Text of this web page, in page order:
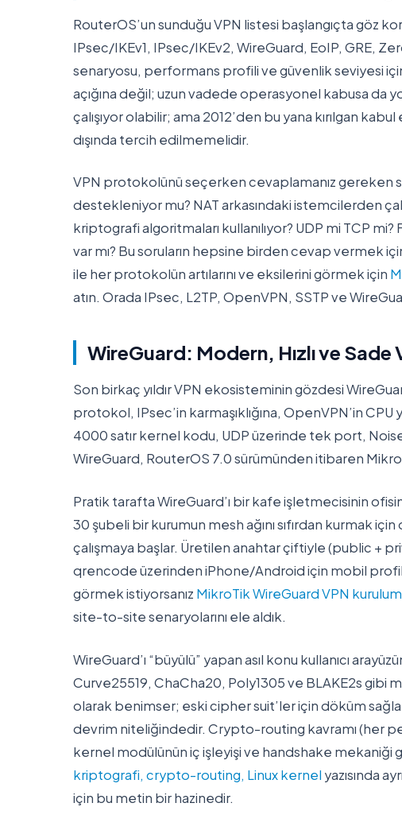
RouterOS’un sunduğu VPN listesi başlangıçta göz
IPsec/IKEv1, IPsec/IKEv2, WireGuard, EoIP, GRE,
senaryosu, performans profili ve güvenlik seviyesi
açığına değil; uzun vadede operasyonel kabusa da
çalışıyor olabilir; ama 2012’den bu yana kırılgan
dışında tercih edilmemelidir.
VPN protokolünü seçerken cevaplamanız gereken
destekleniyor mu? NAT arkasındaki istemcilerden
kriptografi algoritmaları kullanılıyor? UDP mi TCP
var mı? Bu soruların hepsine birden cevap vermek için
ile her protokolün artılarını ve eksilerini görmek için
atın. Orada IPsec, L2TP, OpenVPN, SSTP ve
WireGuard: Modern, Hızlı ve Sade
Son birkaç yıldır VPN ekosisteminin gözdesi
protokol, IPsec’in karmaşıklığına, OpenVPN’in
4000 satır kernel kodu, UDP üzerinde tek port,
WireGuard, RouterOS 7.0 sürümünden itibaren
Pratik tarafta WireGuard’ı bir kafe işletmecisinin
30 şubeli bir kurumun mesh ağını sıfırdan kurmak
çalışmaya başlar. Üretilen anahtar çiftiyle (public +
qrencode üzerinden iPhone/Android için mobil
görmek istiyorsanız MikroTik WireGuard VPN kurulum
site-to-site senaryolarını ele aldık.
WireGuard’ı “büyülü” yapan asıl konu kullanıcı
Curve25519, ChaCha20, Poly1305 ve BLAKE2s gibi
olarak benimser; eski cipher suit’ler için döküm
devrim niteliğindedir. Crypto-routing kavramı (her
kernel modülünün iç işleyişi ve handshake mekaniği
kriptografi, crypto-routing, Linux kernel yazısında
için bu metin bir hazinedir.